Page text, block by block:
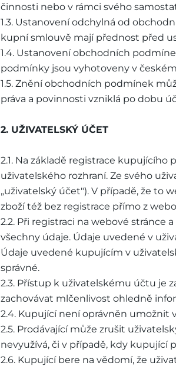
činnosti nebo v rámci svého
1.3. Ustanovení odchylná od
kupní smlouvě mají přednost před
1.4. Ustanovení obchodních
podmínky jsou vyhotoveny v
1.5. Znění obchodních podmínek
práva a povinnosti vzniklá po dobu
2. UŽIVATELSKÝ ÚČET
2.1. Na základě registrace
uživatelského rozhraní. Ze svého
„uživatelský účet"). V případě, že to
zboží též bez registrace přímo z
2.2. Při registraci na webové stránce
všechny údaje. Údaje uvedené v
Údaje uvedené kupujícím v
správné.
2.3. Přístup k uživatelskému účtu je
zachovávat mlčenlivost ohledně
2.4. Kupující není oprávněn
2.5. Prodávající může zrušit
nevyužívá, či v případě, kdy
2.6. Kupující bere na vědomí, že